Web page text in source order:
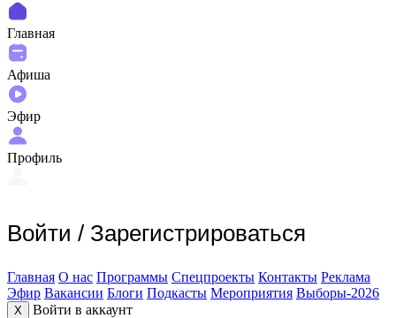
Главная
Афиша
Эфир
Профиль
Войти / Зарегистрироваться
Главная О нас Программы Спецпроекты Контакты Реклама
Эфир Вакансии Блоги Подкасты Мероприятия Выборы-2026
X
Войти в аккаунт